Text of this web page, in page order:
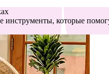
инструменты, которые